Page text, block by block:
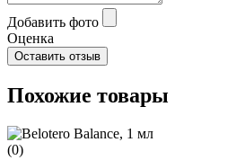
Добавить фото
Оценка
Похожие товары
(0)